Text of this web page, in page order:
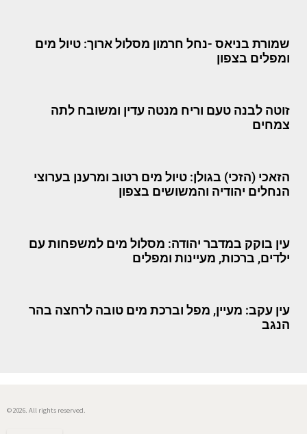
שמורת בניאס -נחל חרמון מסלול ארוך: טיול מים
ומפלים בצפון
זוטה לבנה טעם וריח מנטה עדין ומשובח לתה
צמחים
הזאכי (הזכי) בגולן: טיול מים רטוב ומרענן בערוצי
הנחלים יהודיה והמשושים בצפון
עין בוקק במדבר יהודה: מסלול מים למשפחות עם
ילדים, ברכות, מעיינות ומפלים
עין עקב: מעיין, מפל וברכת מים טובה לרחצה בהר
הנגב
© 2026. All rights reserved.